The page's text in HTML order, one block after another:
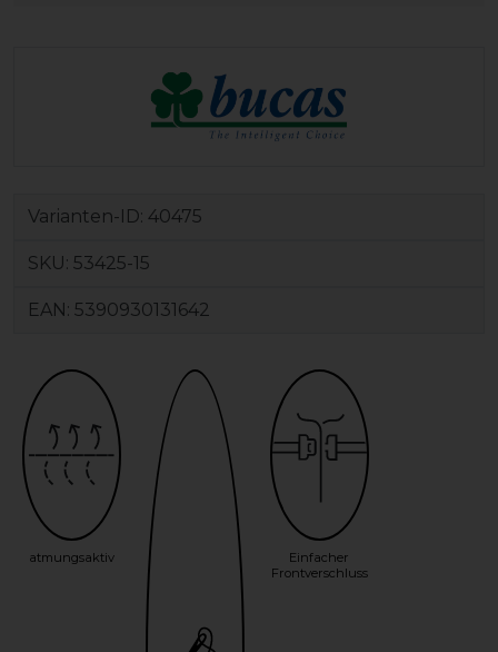
Varianten-ID: 40475
SKU: 53425-15
EAN: 5390930131642
atmungsaktiv
Einfacher
Frontverschluss